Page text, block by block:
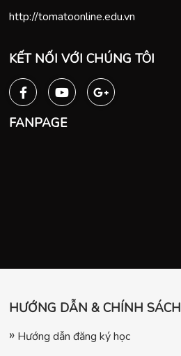
http://tomatoonline.edu.vn
KẾT NỐI VỚI CHÚNG TÔI
FANPAGE
HƯỚNG DẪN & CHÍNH SÁCH
Hướng dẫn đăng ký học